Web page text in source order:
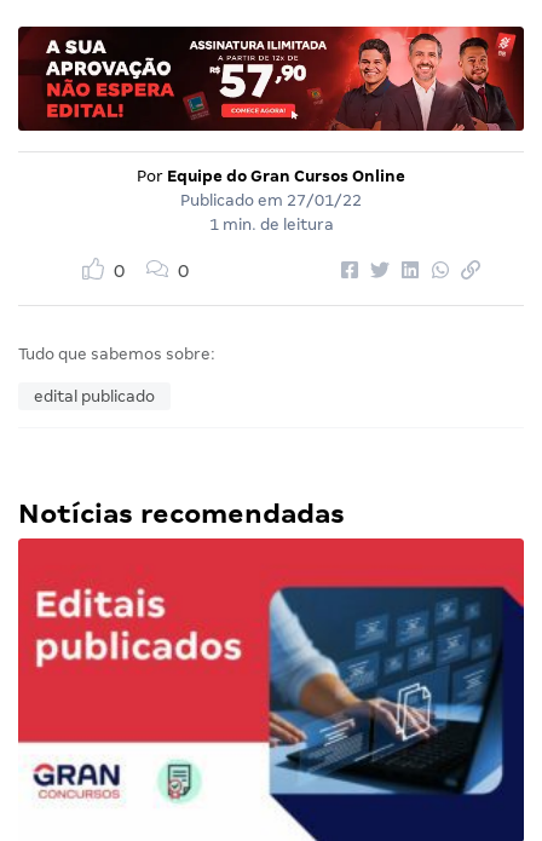
Por Equipe do Gran Cursos Online
Publicado em 27/01/22
1 min. de leitura
0 0
Tudo que sabemos sobre:
edital publicado
Notícias recomendadas